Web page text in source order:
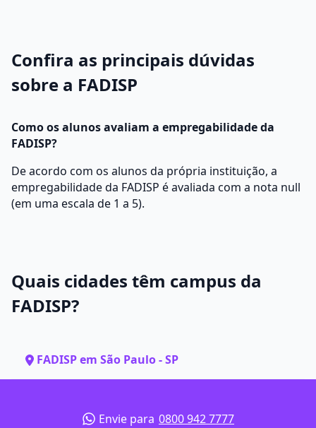
Confira as principais dúvidas
sobre a FADISP
Como os alunos avaliam a empregabilidade da
FADISP?
De acordo com os alunos da própria instituição, a
empregabilidade da FADISP é avaliada com a nota null
(em uma escala de 1 a 5).
Quais cidades têm campus da
FADISP?
FADISP em São Paulo - SP
Envie para 0800 942 7777